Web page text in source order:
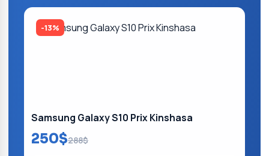
-13%
Samsung Galaxy S10 Prix Kinshasa
250$288$